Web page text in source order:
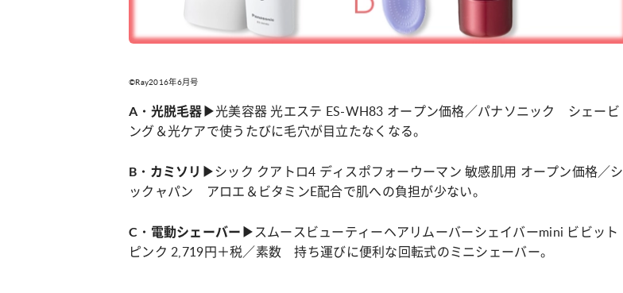
©Ray2016年6月号
A・光脱毛器▶光美容器 光エステ ES-WH83 オープン価格／パナソニック シェービ
ング＆光ケアで使うたびに毛穴が目立たなくなる。
B・カミソリ▶シック クアトロ4 ディスポフォーウーマン 敏感肌用 オープン価格／シ
ックャパン アロエ＆ビタミンE配合で肌への負担が少ない。
C・電動シェーバー▶スムースビューティーヘアリムーバーシェイバーmini ビビット
ピンク 2,719円＋税／素数 持ち運びに便利な回転式のミニシェーバー。